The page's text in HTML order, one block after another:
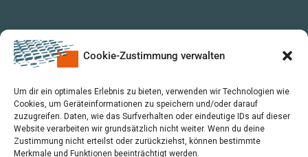
Cookie-Zustimmung verwalten
Um dir ein optimales Erlebnis zu bieten, verwenden wir Technologien wie
Cookies, um Geräteinformationen zu speichern und/oder darauf
zuzugreifen. Daten, wie das Surfverhalten oder eindeutige IDs auf dieser
Website verarbeiten wir grundsätzlich nicht weiter. Wenn du deine
Zustimmung nicht erteilst oder zurückziehst, können bestimmte
Merkmale und Funktionen beeinträchtigt werden.